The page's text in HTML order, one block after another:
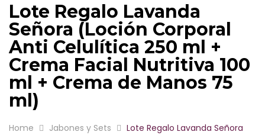
Lote Regalo Lavanda
Señora (Loción Corporal
Anti Celulítica 250 ml +
Crema Facial Nutritiva 100
ml + Crema de Manos 75
ml)
Home Jabones y Sets
Lote Regalo Lavanda Señora
LAVANDA DE BULGARIA
OLIVA GRIEGA
BIO ROSE OIL